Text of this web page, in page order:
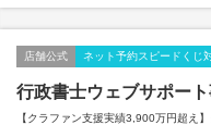
店舗公式 ネット予約スピードくじ
行政書士ウェブサポー
【クラファン支援実績3,900万円超え